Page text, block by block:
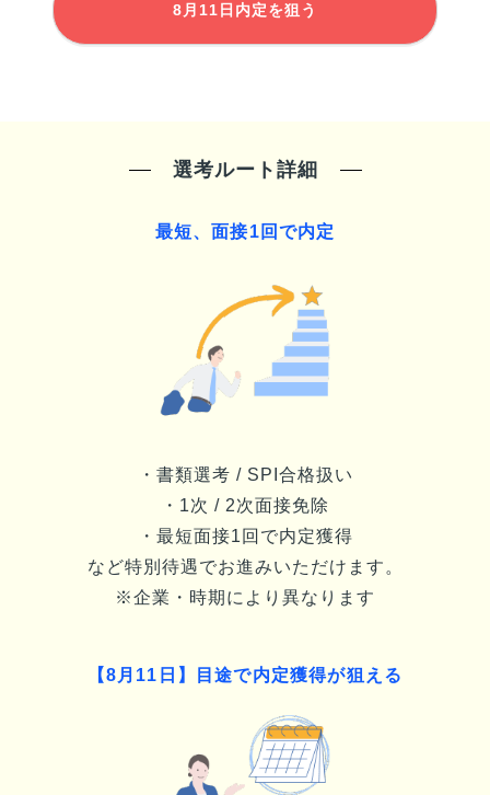
8月11日 内定を狙う
選考ルート詳細
最短、面接1回で内定
・書類選考 / SPI合格扱い
・1次 / 2次面接免除
・最短面接1回で内定獲得
など特別待遇でお進みいただけます。
※企業・時期により異なります
【8月11日 】目途で内定獲得が狙える